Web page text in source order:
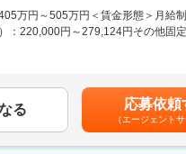
OJTで独り立ちまでサポートその後
修や、専門性を高める継続研修、階
時間程度で通える施設をお任せする予
ックスタイム制を導入しており、社
に合わせて始業、就業時間を決める
す。クライアントへの提案・ヒアリ
テム稼働までの導入支援、導入後の
献する分包機のパイオニア
科機器やシステムの設計から製造、
万円～505万円＜賃金形態＞月給
：220,000円～279,124円その他固定
与補足＞※上記年収は平均賞与を含
て応相談。■昇給：年1回（4月）■賞
4ヶ月分（過去実績3.6ヶ月分）■年
1年目）・450万円（30歳／入社8
る 応募依頼
（エージェントサ